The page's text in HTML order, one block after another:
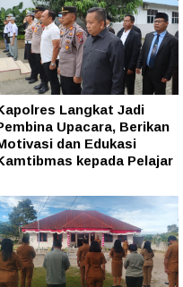
Langkat Jadi
Upacara, Berikan
dan Edukasi
kepada Pelajar